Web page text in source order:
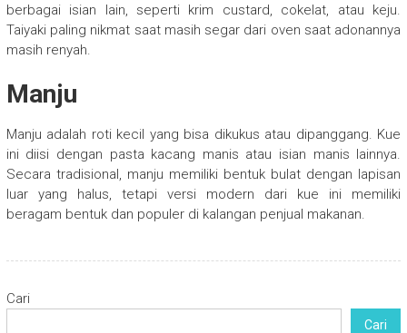
berbagai isian lain, seperti krim custard, cokelat, atau keju.
Taiyaki paling nikmat saat masih segar dari oven saat adonannya
masih renyah.
Manju
Manju adalah roti kecil yang bisa dikukus atau dipanggang. Kue
ini diisi dengan pasta kacang manis atau isian manis lainnya.
Secara tradisional, manju memiliki bentuk bulat dengan lapisan
luar yang halus, tetapi versi modern dari kue ini memiliki
beragam bentuk dan populer di kalangan penjual makanan.
Cari
Cari